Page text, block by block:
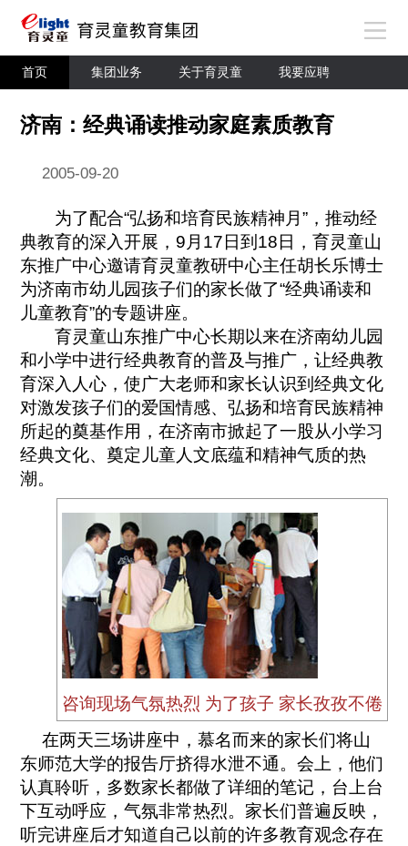
首页 集团业务 关于育灵童 我要应聘
济南：经典诵读推动家庭素质教育
2005-09-20
为了配合“弘扬和培育民族精神月”，推动经
典教育的深入开展，9月17日到18日，育灵童山
东推广中心邀请育灵童教研中心主任胡长乐博士
为济南市幼儿园孩子们的家长做了“经典诵读和
儿童教育”的专题讲座。
育灵童山东推广中心长期以来在济南幼儿园
和小学中进行经典教育的普及与推广，让经典教
育深入人心，使广大老师和家长认识到经典文化
对激发孩子们的爱国情感、弘扬和培育民族精神
所起的奠基作用，在济南市掀起了一股从小学习
经典文化、奠定儿童人文底蕴和精神气质的热
潮。
咨询现场气氛热烈 为了孩子 家长孜孜不倦
在两天三场讲座中，慕名而来的家长们将山
东师范大学的报告厅挤得水泄不通。会上，他们
认真聆听，多数家长都做了详细的笔记，台上台
下互动呼应，气氛非常热烈。家长们普遍反映，
听完讲座后才知道自己以前的许多教育观念存在